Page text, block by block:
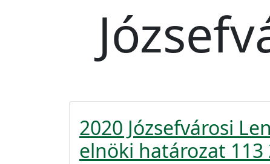
2020 Józsefvárosi
elnöki határozat 113